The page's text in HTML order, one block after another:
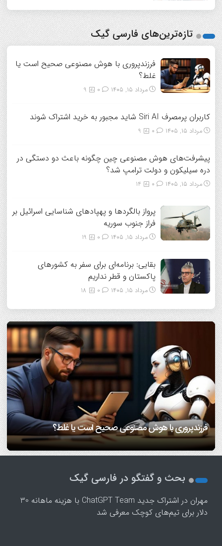
تازه‌ترین‌های فارسی گیک
فرزندپروری با هوش مصنوعی صحیح است یا
غلط؟
مرداد ۱۵, ۱۴۰۵ 9
کاربران پرمصرف Siri AI شاید مجبور به خرید اشتراک شوند
مرداد ۱۵, ۱۴۰۵ 9
پیشرفت‌های هوش مصنوعی چین چگونه باعث دو دستگی در
دره سیلیکون و دولت ترامپ شد؟
مرداد ۱۵, ۱۴۰۵ 14
پرواز بالگردها و پهپادهای شناسایی اسرائیل بر
فراز جنوب سوریه
مرداد ۱۵, ۱۴۰۵ 19
بقایی: برنامه‌ای برای سفر به کشورهای
پاکستان و قطر نداریم
مرداد ۱۵, ۱۴۰۵ 18
فرزندپروری با هوش مصنوعی صحیح است یا غلط؟
7 مهارتی که هم همسفر خوب می‌سازه، هم همسر خوب!/
اینفوگرافیک
دانشمندان بعد از سی سال تحقیق می گویند: عشق هم از قوانین
ریاضی پیروی می‌کند!/ ویدئو
آیا اضطراب داشتن، ژنتیکی است؟ متخصص سلامت روان
پاسخ می‌دهد
بهترین شیوه گفت‌وگو بین والدین و فرزندان در زمان اختلاف
دیدگاه/ تعادل میان سنت و مدرنیته در خانواده
1
بحث و گفتگو در فارسی گیک
مهران در
اشتراک جدید ChatGPT Team با هزینه ماهانه 30
دلار برای تیم‌های کوچک معرفی شد